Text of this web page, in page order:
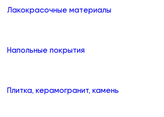
Лакокрасочные материалы
Напольные покрытия
Плитка, керамогранит, камень